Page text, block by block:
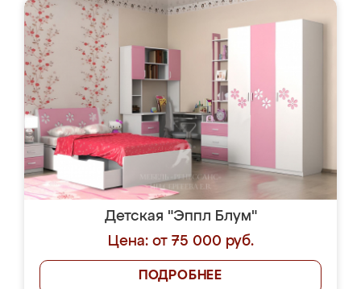
Детская "Эппл Блум"
Цена: от 75 000 руб.
ПОДРОБНЕЕ